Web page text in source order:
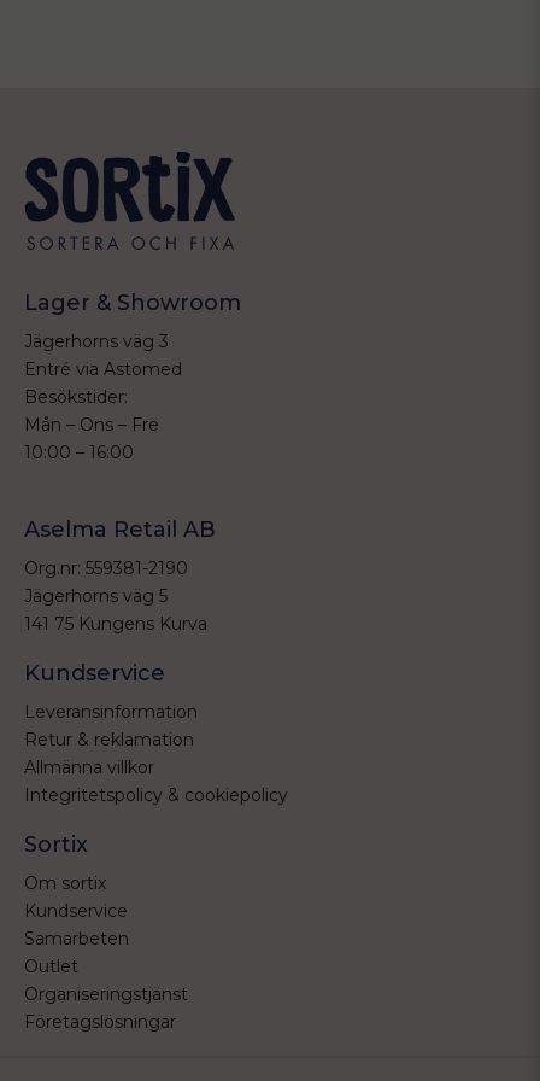
Ja, ni får publicera min fråga
Lager & Showroom
Jägerhorns väg 3
Entré via Astomed
Besökstider:
Mån – Ons – Fre
10:00 – 16:00
Aselma Retail AB
Org.nr: 559381-2190
Jägerhorns väg 5
141 75 Kungens Kurva
Kundservice
Leveransinformation
Retur & reklamation
Allmänna villkor
Integritetspolicy & cookiepolicy
Sortix
Om sortix
Kundservice
Samarbeten
Outlet
Organiseringstjänst
Företagslösningar